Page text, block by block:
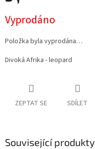
cena:
Vyprodáno
Položka byla vyprodána…
Divoká Afrika - leopard
ZEPTAT SE SDÍLET
Související produkty